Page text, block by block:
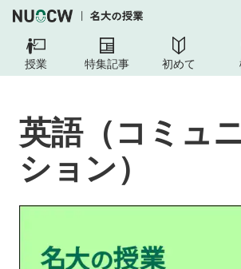
授業 特集記事 初めて
（コ
英語（コミュ
ション）